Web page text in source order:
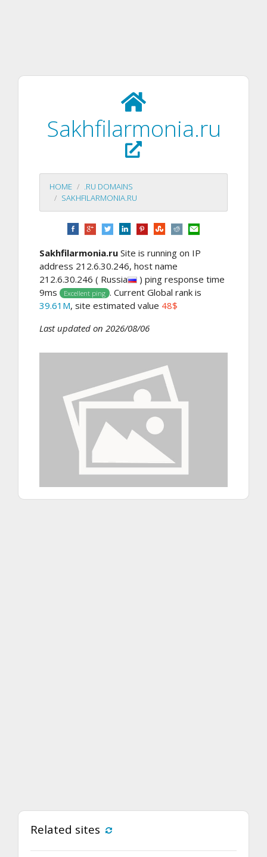
Sakhfilarmonia.ru
HOME
.RU DOMAINS
SAKHFILARMONIA.RU
Sakhfilarmonia.ru Site is running on IP
address 212.6.30.246, host name
212.6.30.246 ( Russia
) ping response time
9ms
Excellent ping . Current Global rank is
39.61M, site estimated value 48$
Last updated on 2026/08/06
Related sites